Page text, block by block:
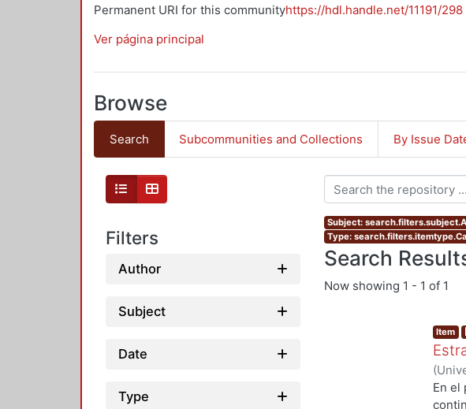
Permanent URI for this communityhttps://hdl.handle.net/11191/298
Ver página principal
Browse
Search Subcommunities and Collections By Issue
Filters
Author
Subject
Date
Type
Subject:
Type:
Search
Now showing 1 - 1 of 1
Item
(
En el